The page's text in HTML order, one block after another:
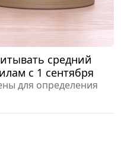
средний
с 1 сентября
для определения